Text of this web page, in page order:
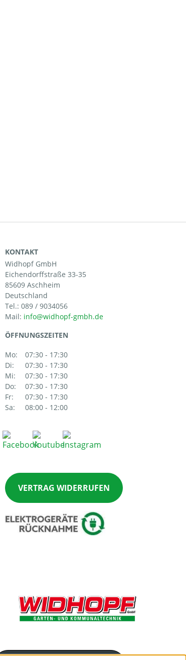
KONTAKT
Widhopf GmbH
Eichendorffstraße 33-35
85609 Aschheim
Deutschland
Tel.: 089 / 9034056
Mail:
ÖFFNUNGSZEITEN
Mo:
07:30 - 17:30
Di:
07:30 - 17:30
Mi:
07:30 - 17:30
Do:
07:30 - 17:30
Fr:
07:30 - 17:30
Sa:
08:00 - 12:00
VERTRAG WIDERRUFEN